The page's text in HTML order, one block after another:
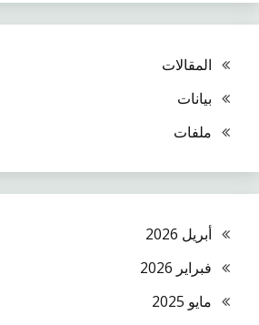
المقالات
بيانات
ملفات
أبريل 2026
فبراير 2026
مايو 2025